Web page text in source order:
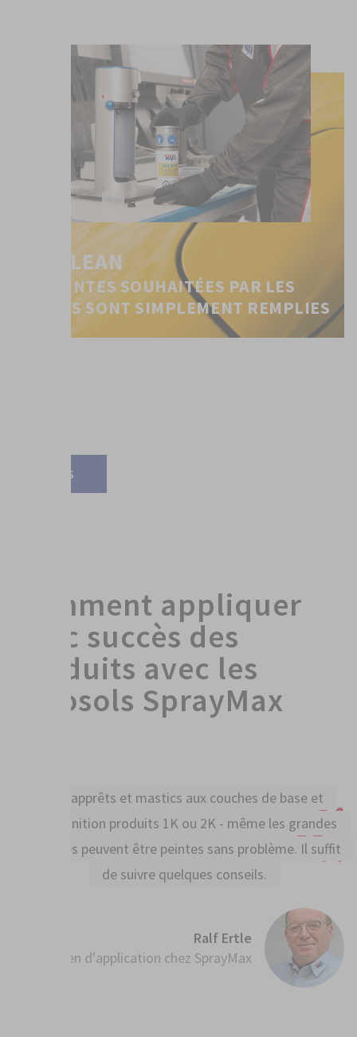
FILLCLEAN
LES TEINTES SOUHAITÉES PAR LES
CLIENTS SONT SIMPLEMENT REMPLIES
PLUS
Comment appliquer
avec succès des
produits avec les
aérosols SprayMax
Des apprêts et mastics aux couches de base et
de finition produits 1K ou 2K - même les grandes
pièces peuvent être peintes sans problème. Il suffit
de suivre quelques conseils.
Ralf Ertle
Technicien d'application chez SprayMax